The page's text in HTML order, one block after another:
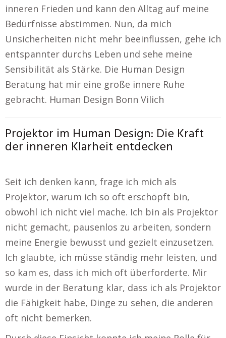
inneren Frieden und kann den Alltag auf meine
Bedürfnisse abstimmen. Nun, da mich
Unsicherheiten nicht mehr beeinflussen, gehe ich
entspannter durchs Leben und sehe meine
Sensibilität als Stärke. Die Human Design
Beratung hat mir eine große innere Ruhe
gebracht. Human Design Bonn Vilich
Projektor im Human Design: Die Kraft
der inneren Klarheit entdecken
Seit ich denken kann, frage ich mich als
Projektor, warum ich so oft erschöpft bin,
obwohl ich nicht viel mache. Ich bin als Projektor
nicht gemacht, pausenlos zu arbeiten, sondern
meine Energie bewusst und gezielt einzusetzen.
Ich glaubte, ich müsse ständig mehr leisten, und
so kam es, dass ich mich oft überforderte. Mir
wurde in der Beratung klar, dass ich als Projektor
die Fähigkeit habe, Dinge zu sehen, die anderen
oft nicht bemerken.